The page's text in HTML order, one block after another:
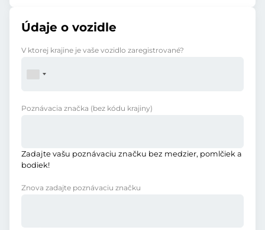
Údaje o vozidle
V ktorej krajine je vaše vozidlo zaregistrované?
Poznávacia značka (bez kódu krajiny)
Zadajte vašu poznávaciu značku bez medzier, pomlčiek a
bodiek!
Znova zadajte poznávaciu značku